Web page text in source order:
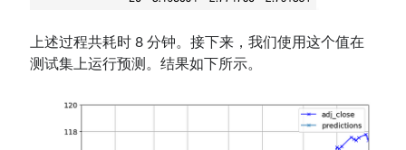
上述过程共耗时 8 分钟。接下来，我们使用这个值在
测试集上运行预测。结果如下所示。